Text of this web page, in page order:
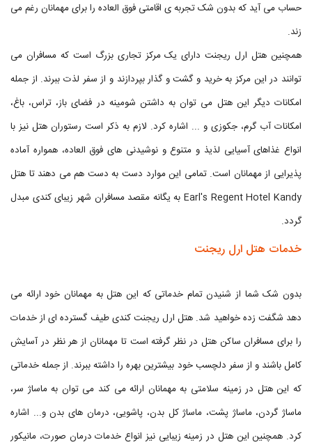
حساب می آید که بدون شک تجربه ی اقامتی فوق العاده را برای مهمانان رغم می
زند.
همچنین هتل ارل ریجنت دارای یک مرکز تجاری بزرگ است که مسافران می
توانند در این مرکز به خرید و گشت و گذار بپردازند و از سفر لذت ببرند. از جمله
امکانات دیگر این هتل می توان به داشتن شومینه در فضای باز، تراس، باغ،
امکانات آب گرم، جکوزی و ... اشاره کرد. لازم به ذکر است رستوران هتل نیز با
انواع غذاهای آسیایی لذیذ و متنوع و نوشیدنی های فوق العاده، همواره آماده
پذیرایی از مهمانان است. تمامی این موارد دست به دست هم می دهند تا هتل
Earl's Regent Hotel Kandy به یگانه مقصد مسافران شهر زیبای کندی مبدل
گردد.
خدمات هتل ارل ریجنت
بدون شک شما از شنیدن تمام خدماتی که این هتل به مهمانان خود ارائه می
دهد شگفت زده خواهید شد. هتل ارل ریجنت کندی طیف گسترده ای از خدمات
را برای مسافران ساکن هتل در نظر گرفته است تا مهمانان از هر نظر در آسایش
کامل باشند و از سفر دلچسب خود بیشترین بهره را داشته ببرند. از جمله خدماتی
که این هتل در زمینه سلامتی به مهمانان ارائه می کند می توان به ماساژ سر،
ماساژ گردن، ماساژ پشت، ماساژ کل بدن، پاشویی، درمان های بدن و... اشاره
کرد. همچنین این هتل در زمینه زیبایی نیز انواع خدمات درمان صورت، مانیکور